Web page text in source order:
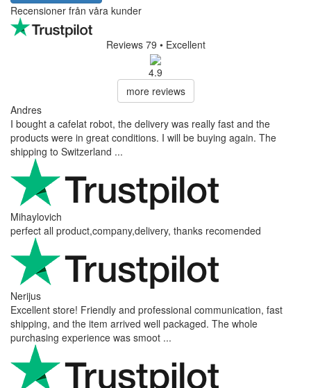
Recensioner från våra kunder
Reviews 79 • Excellent
4.9
more reviews
Andres
I bought a cafelat robot, the delivery was really fast and the
products were in great conditions. I will be buying again. The
shipping to Switzerland ...
Mihaylovich
perfect all product,company,delivery, thanks recomended
Nerijus
Excellent store! Friendly and professional communication, fast
shipping, and the item arrived well packaged. The whole
purchasing experience was smoot ...